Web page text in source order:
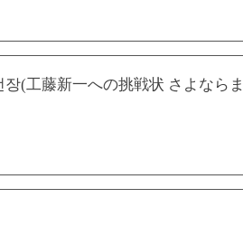
(工藤新一への挑戦状 さよなら